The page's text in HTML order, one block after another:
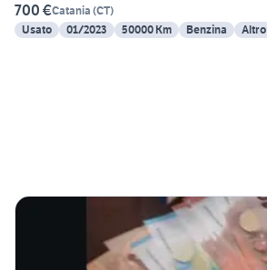
700 €Catania (CT)
Usato
01/2023 50000 Km Benzina Altro